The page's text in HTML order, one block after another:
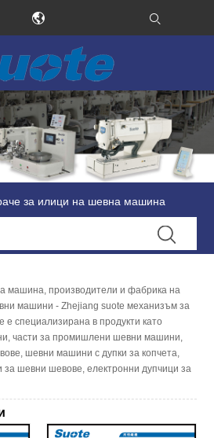
за илици на шевна машина
машина, производители и фабрика на
машини - Zhejiang suote механизъм за
специализирана в продукти като
части за промишлени шевни машини,
шевни машини с дупки за копчета,
шевни шевове, електронни дупчици за